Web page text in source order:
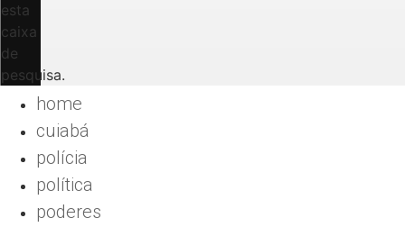
esta
caixa
de
pesquisa.
home
cuiabá
polícia
política
poderes